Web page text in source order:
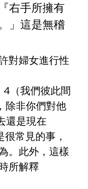
右手所擁有
」這是無稽
對婦女進行性
4（我們彼此間
除非你們對他
還是現在
常見的事，
。此外，這樣
所解釋